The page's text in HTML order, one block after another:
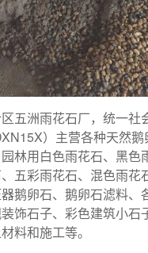
五洲雨花石厂，统一社
）主营各种天然鹅
林用白色雨花石、黑色
五彩雨花石、混色雨花
鹅卵石、鹅卵石滤料、
饰石子、彩色建筑小石
料和施工等。